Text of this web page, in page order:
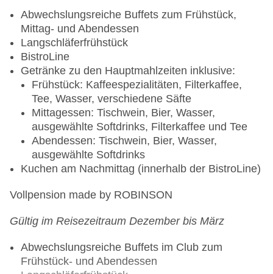
Abwechslungsreiche Buffets zum Frühstück,
Mittag- und Abendessen
Langschläferfrühstück
BistroLine
Getränke zu den Hauptmahlzeiten inklusive:
Frühstück: Kaffeespezialitäten, Filterkaffee,
Tee, Wasser, verschiedene Säfte
Mittagessen: Tischwein, Bier, Wasser,
ausgewählte Softdrinks, Filterkaffee und Tee
Abendessen: Tischwein, Bier, Wasser,
ausgewählte Softdrinks
Kuchen am Nachmittag (innerhalb der BistroLine)
Vollpension made by ROBINSON
Gültig im Reisezeitraum Dezember bis März
Abwechslungsreiche Buffets im Club zum
Frühstück- und Abendessen